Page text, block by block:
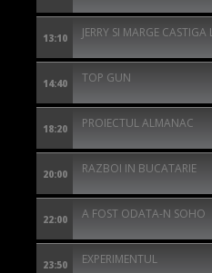
13:10 JERRY SI MARGE CASTIGA
14:40 TOP GUN
18:20 PROIECTUL ALMANAC
20:00 RAZBOI IN BUCATARIE
22:00 A FOST ODATA-N SOHO
23:50 EXPERIMENTUL